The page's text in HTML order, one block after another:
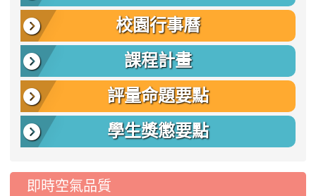
校園行事曆
課程計畫
評量命題要點
學生獎懲要點
即時空氣品質